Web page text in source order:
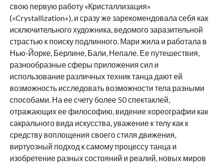
свою первую работу «Кристаллизация»
(«Crystallization»), и сразу же зарекомендовала себя как
исключительного художника, ведомого заразительной
страстью к поиску подлинного. Мари жила и работала в
Нью-Йорке, Берлине, Бали, Непале. Ее путешествия,
разнообразные сферы приложения сил и
использование различных техник танца дают ей
возможность исследовать возможности тела разными
способами. На ее счету более 50 спектаклей,
отражающих ее философию, видение хореографии как
сакрального вида искусства, уважение к телу как к
средству воплощения своего стиля движения,
виртуозный подход к самому процессу танца и
изобретение разных состояний и реалий, новых миров